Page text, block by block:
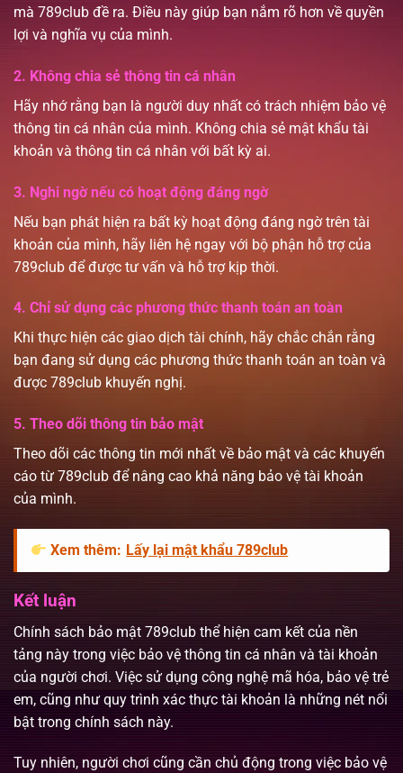
mà 789club đề ra. Điều này giúp bạn nắm rõ hơn về quyền
lợi và nghĩa vụ của mình.
2. Không chia sẻ thông tin cá nhân
Hãy nhớ rằng bạn là người duy nhất có trách nhiệm bảo vệ
thông tin cá nhân của mình. Không chia sẻ mật khẩu tài
khoản và thông tin cá nhân với bất kỳ ai.
3. Nghi ngờ nếu có hoạt động đáng ngờ
Nếu bạn phát hiện ra bất kỳ hoạt động đáng ngờ trên tài
khoản của mình, hãy liên hệ ngay với bộ phận hỗ trợ của
789club để được tư vấn và hỗ trợ kịp thời.
4. Chỉ sử dụng các phương thức thanh toán an toàn
Khi thực hiện các giao dịch tài chính, hãy chắc chắn rằng
bạn đang sử dụng các phương thức thanh toán an toàn và
được 789club khuyến nghị.
5. Theo dõi thông tin bảo mật
Theo dõi các thông tin mới nhất về bảo mật và các khuyến
cáo từ 789club để nâng cao khả năng bảo vệ tài khoản
của mình.
Xem thêm: Lấy lại mật khẩu 789club
Kết luận
Chính sách bảo mật 789club thể hiện cam kết của nền
tảng này trong việc bảo vệ thông tin cá nhân và tài khoản
của người chơi. Việc sử dụng công nghệ mã hóa, bảo vệ trẻ
em, cũng như quy trình xác thực tài khoản là những nét nổi
bật trong chính sách này.
Tuy nhiên, người chơi cũng cần chủ động trong việc bảo vệ